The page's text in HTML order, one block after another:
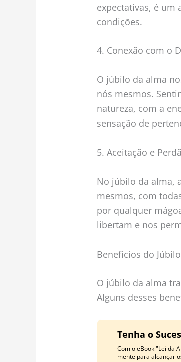
expectativas, é um
condições.
4. Conexão com o
O júbilo da alma
nós mesmos.
natureza, com a
sensação de
5. Aceitação e
No júbilo da alma,
mesmos, com
por qualquer
libertam e nos
Benefícios do
O júbilo da alma
Alguns desses
Tenha o
Com o eBook "Lei da
mente para alcançar